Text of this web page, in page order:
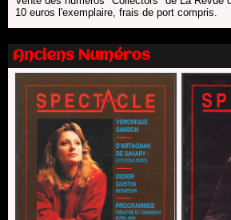
Nomination de Nathalie Garraud et
13/06/2026
Dispositif SACD Auteurs d'espaces :
18/03/2026
10 euros l'exemplaire, frais de port compris.
Anciens Numéros